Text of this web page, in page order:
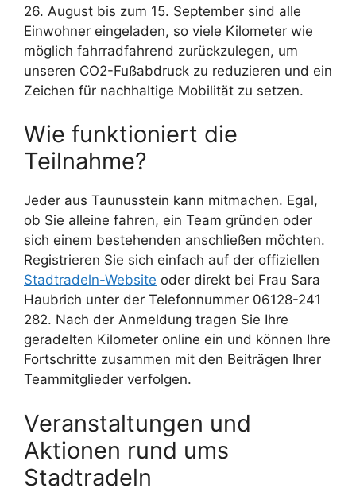
26. August bis zum 15. September sind alle
Einwohner eingeladen, so viele Kilometer wie
möglich fahrradfahrend zurückzulegen, um
unseren CO2-Fußabdruck zu reduzieren und ein
Zeichen für nachhaltige Mobilität zu setzen.
Wie funktioniert die
Teilnahme?
Jeder aus Taunusstein kann mitmachen. Egal,
ob Sie alleine fahren, ein Team gründen oder
sich einem bestehenden anschließen möchten.
Registrieren Sie sich einfach auf der offiziellen
Stadtradeln-Website oder direkt bei Frau Sara
Haubrich unter der Telefonnummer 06128-241
282. Nach der Anmeldung tragen Sie Ihre
geradelten Kilometer online ein und können Ihre
Fortschritte zusammen mit den Beiträgen Ihrer
Teammitglieder verfolgen.
Veranstaltungen und
Aktionen rund ums
Stadtradeln